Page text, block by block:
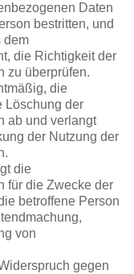
Daten
bestritten, und
dem
die Richtigkeit der
zu überprüfen.
die
Löschung der
ab und verlangt
der Nutzung der
die
für die Zwecke der
betroffene Person
von
gegen